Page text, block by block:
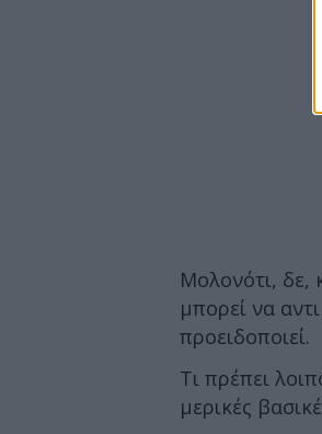
Μολονότι, δε,
μπορεί να
προειδοποιεί.
Τι πρέπει
μερικές